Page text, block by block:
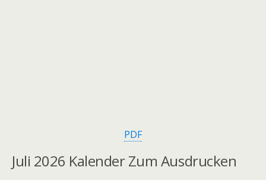
PDF
Juli 2026 Kalender Zum Ausdrucken